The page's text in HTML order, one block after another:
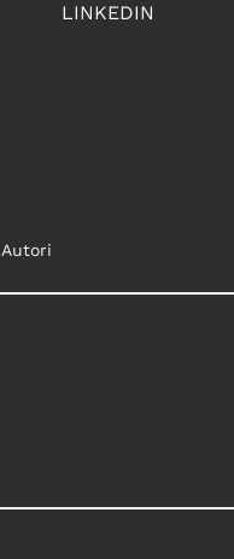
LINKEDIN
Autori